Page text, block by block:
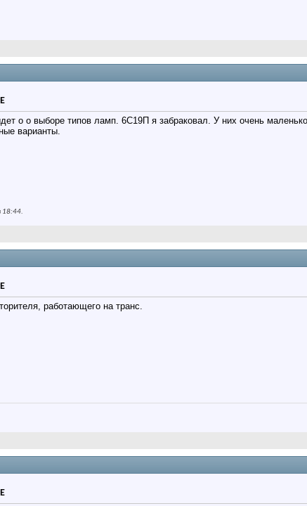
о о выборе типов ламп. 6С19П я забраковал. У них очень
варианты.
18:44.
работающего на транс.